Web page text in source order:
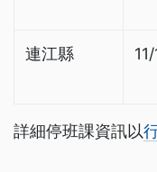
連江縣
詳細停班課資訊以